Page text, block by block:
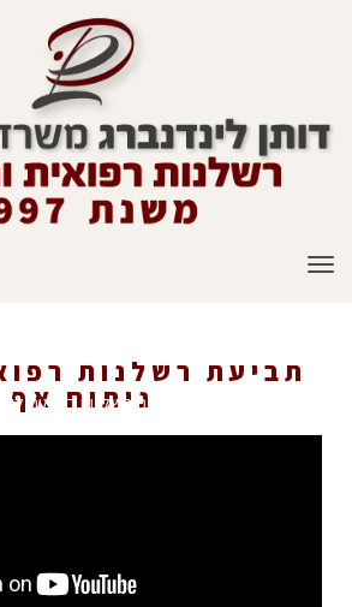
תפריט
תביעת רשלנות רפואית
תביעת רשלנות
ניתוח אף